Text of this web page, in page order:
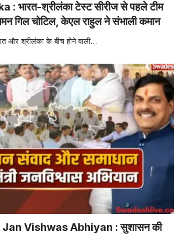
भारत-श्रीलंका टेस्ट सीरीज से पहले टीम
गिल चोटिल, केएल राहुल ने संभाली कमान
श्रीलंका के बीच होने वाली…
Vishwas Abhiyan : सुशासन की